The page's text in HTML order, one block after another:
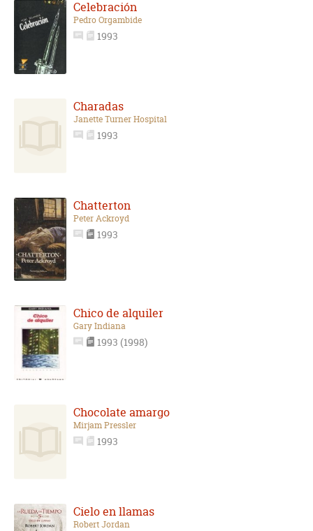
Celebración
Pedro Orgambide
1993
Charadas
Janette Turner Hospital
1993
Chatterton
Peter Ackroyd
1993
Chico de alquiler
Gary Indiana
1993 (1998)
Chocolate amargo
Mirjam Pressler
1993
Cielo en llamas
Robert Jordan